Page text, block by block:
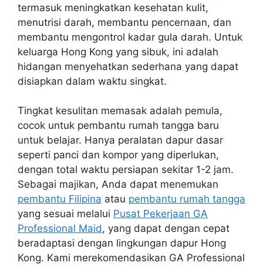
termasuk meningkatkan kesehatan kulit,
menutrisi darah, membantu pencernaan, dan
membantu mengontrol kadar gula darah. Untuk
keluarga Hong Kong yang sibuk, ini adalah
hidangan menyehatkan sederhana yang dapat
disiapkan dalam waktu singkat.
Tingkat kesulitan memasak adalah pemula,
cocok untuk pembantu rumah tangga baru
untuk belajar. Hanya peralatan dapur dasar
seperti panci dan kompor yang diperlukan,
dengan total waktu persiapan sekitar 1-2 jam.
Sebagai majikan, Anda dapat menemukan
pembantu Filipina atau pembantu rumah tangga
yang sesuai melalui Pusat Pekerjaan GA
Professional Maid, yang dapat dengan cepat
beradaptasi dengan lingkungan dapur Hong
Kong. Kami merekomendasikan GA Professional